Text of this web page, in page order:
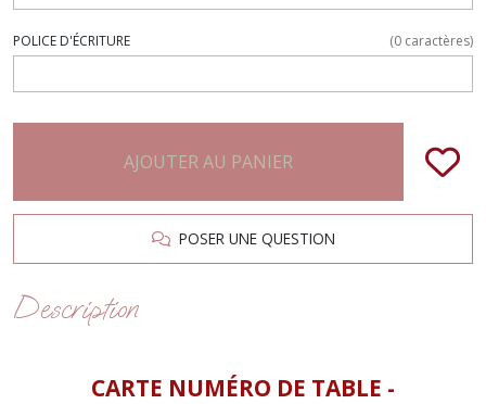
POLICE D'ÉCRITURE (0 caractères)
AJOUTER AU PANIER
POSER UNE QUESTION
Description
CARTE NUMÉRO DE TABLE -